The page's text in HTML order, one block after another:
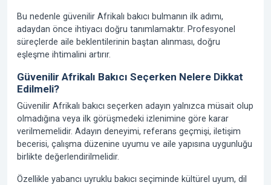
Bu nedenle güvenilir Afrikalı bakıcı bulmanın ilk adımı,
adaydan önce ihtiyacı doğru tanımlamaktır. Profesyonel
süreçlerde aile beklentilerinin baştan alınması, doğru
eşleşme ihtimalini artırır.
Güvenilir Afrikalı Bakıcı Seçerken Nelere Dikkat
Edilmeli?
Güvenilir Afrikalı bakıcı seçerken adayın yalnızca müsait olup
olmadığına veya ilk görüşmedeki izlenimine göre karar
verilmemelidir. Adayın deneyimi, referans geçmişi, iletişim
becerisi, çalışma düzenine uyumu ve aile yapısına uygunluğu
birlikte değerlendirilmelidir.
Özellikle yabancı uyruklu bakıcı seçiminde kültürel uyum, dil